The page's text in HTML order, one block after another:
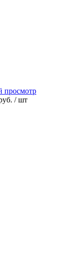
просмотр
/ шт